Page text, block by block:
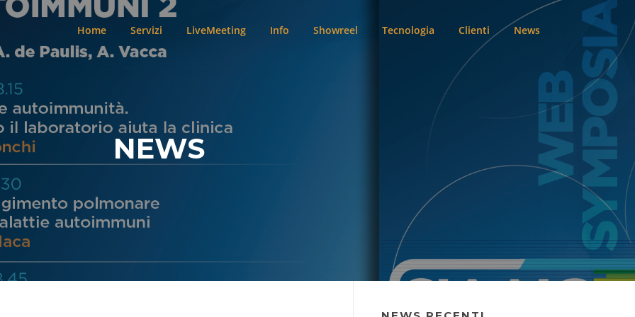
Home Servizi LiveMeeting Info Showreel Tecnologia Clienti News
NEWS